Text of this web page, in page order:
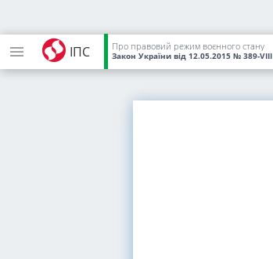
ІПС Про правовий режим воєнного стану
Закон України від 12.05.2015 № 389-VIII